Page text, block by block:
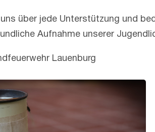
über jede Unterstützung und
Aufnahme unserer
Lauenburg